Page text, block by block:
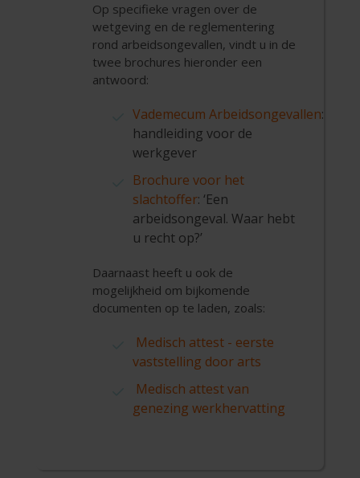
Op specifieke vragen over de
wetgeving en de reglementering
rond arbeidsongevallen, vindt u in de
twee brochures hieronder een
antwoord:
Vademecum Arbeidsongevallen:
handleiding voor de
werkgever
Brochure voor het
slachtoffer: ‘Een
arbeidsongeval. Waar hebt
u recht op?’
Daarnaast heeft u ook de
mogelijkheid om bijkomende
documenten op te laden, zoals:
Medisch attest - eerste
vaststelling door arts
Medisch attest van
genezing werkhervatting